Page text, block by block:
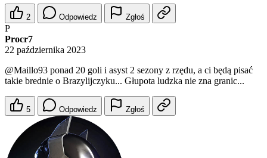
2 Odpowiedz Zgłoś
P
Procr7
22 października 2023
@Maillo93 ponad 20 goli i asyst 2 sezony z rzędu, a ci będą pisać
takie brednie o Brazylijczyku... Głupota ludzka nie zna granic...
5 Odpowiedz Zgłoś